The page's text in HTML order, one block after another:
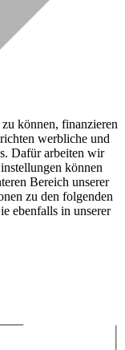
können, finanzieren
werbliche und
Dafür arbeiten wir
können
Bereich unserer
zu den folgenden
ebenfalls in unserer